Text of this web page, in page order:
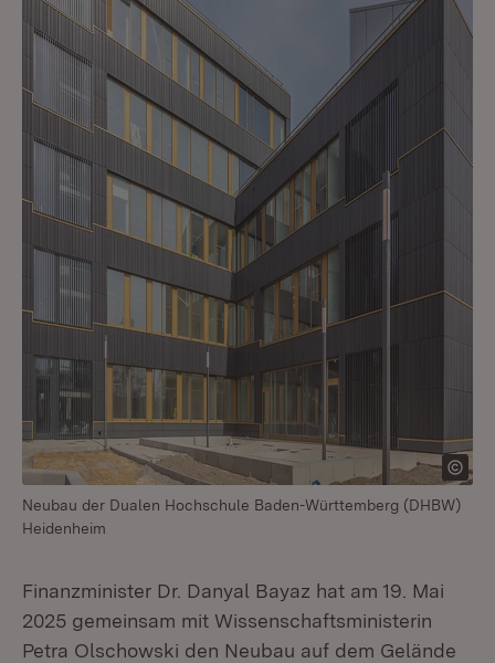
Neubau der Dualen Hochschule Baden-Württemberg (DHBW)
Heidenheim
Finanzminister Dr. Danyal Bayaz hat am 19. Mai
2025 gemeinsam mit Wissenschaftsministerin
Petra Olschowski den Neubau auf dem Gelände